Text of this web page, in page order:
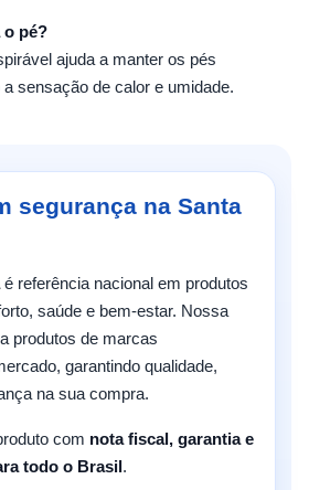
o pé?
ajuda a manter os pés
sensação de calor e umidade.
segurança na Santa
é referência nacional em produtos
saúde e bem-estar. Nossa
produtos de marcas
garantindo qualidade,
na sua compra.
com nota fiscal, garantia e
todo o Brasil.